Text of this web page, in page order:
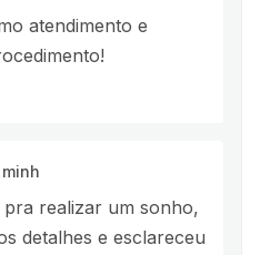
atendimento e
realizar um sonho,
detalhes e esclareceu